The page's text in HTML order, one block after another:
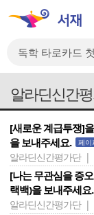
알라딘신간
[새로운 계급투쟁]
을 보내주세요.
페이
알라딘신간평가단 |
[나는 무관심을 증
랙백)을 보내주세요.
알라딘신간평가단 |